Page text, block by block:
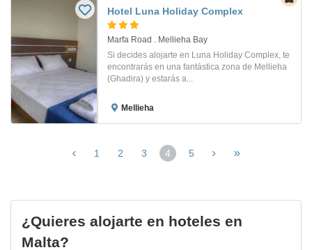
Hotel Luna Holiday Complex
Marfa Road . Mellieha Bay
Si decides alojarte en Luna Holiday Complex, te
encontrarás en una fantástica zona de Mellieha
(Ghadira) y estarás a...
Mellieha
1 2 3 4
(página
5
¿Quieres alojarte en hoteles en
Malta?